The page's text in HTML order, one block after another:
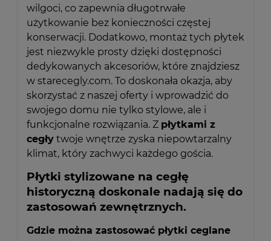
wilgoci, co zapewnia długotrwałe
użytkowanie bez konieczności częstej
konserwacji. Dodatkowo, montaż tych płytek
jest niezwykle prosty dzięki dostępności
dedykowanych akcesoriów, które znajdziesz
w starecegly.com. To doskonała okazja, aby
skorzystać z naszej oferty i wprowadzić do
swojego domu nie tylko stylowe, ale i
funkcjonalne rozwiązania. Z płytkami z
cegły twoje wnętrze zyska niepowtarzalny
klimat, który zachwyci każdego gościa.
Płytki stylizowane na cegłę
historyczną doskonale nadają się do
zastosowań zewnętrznych.
Gdzie można zastosować płytki ceglane